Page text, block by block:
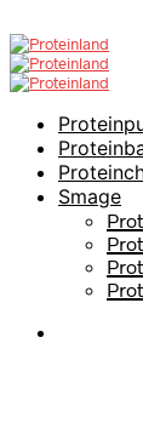
Smage